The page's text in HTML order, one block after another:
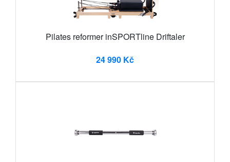
Pilates reformer inSPORTline Driftaler
24 990 Kč